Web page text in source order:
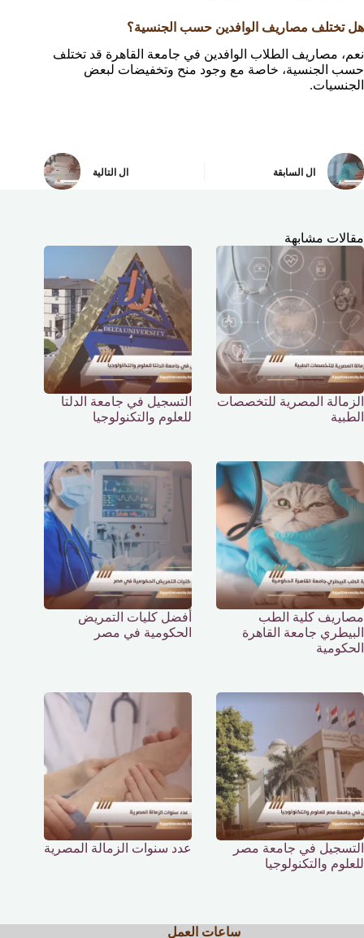
هل تختلف مصاريف الوافدين حسب الجنسية؟
نعم، مصاريف الطلاب الوافدين في جامعة القاهرة قد تختلف
حسب الجنسية، خاصة مع وجود منح وتخفيضات لبعض
الجنسيات.
ال السابقة ال التالية
مقالات مشابهة
الزمالة المصرية للتخصصات
الطبية
التسجيل في جامعة الدلتا
للعلوم والتكنولوجيا
مصاريف كلية الطب
البيطري جامعة القاهرة
الحكومية
أفضل كليات التمريض
الحكومية في مصر
التسجيل في جامعة مصر
للعلوم والتكنولوجيا
عدد سنوات الزمالة المصرية
ساعات العمل